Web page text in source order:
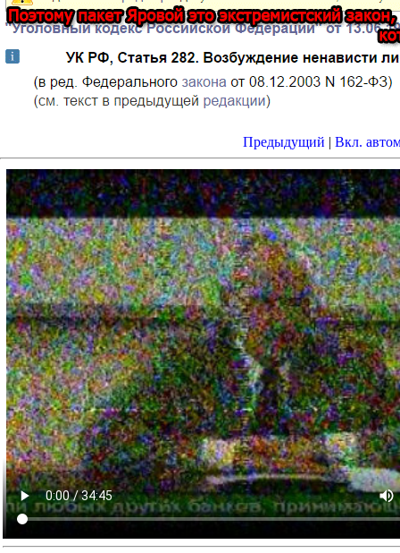
Предыдущий | Вкл.